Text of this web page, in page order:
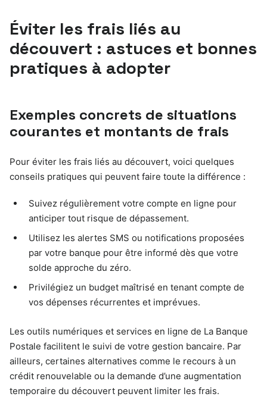
Éviter les frais liés au
découvert : astuces et bonnes
pratiques à adopter
Exemples concrets de situations
courantes et montants de frais
Pour éviter les frais liés au découvert, voici quelques
conseils pratiques qui peuvent faire toute la différence :
Suivez régulièrement votre compte en ligne pour
anticiper tout risque de dépassement.
Utilisez les alertes SMS ou notifications proposées
par votre banque pour être informé dès que votre
solde approche du zéro.
Privilégiez un budget maîtrisé en tenant compte de
vos dépenses récurrentes et imprévues.
Les outils numériques et services en ligne de La Banque
Postale facilitent le suivi de votre gestion bancaire. Par
ailleurs, certaines alternatives comme le recours à un
crédit renouvelable ou la demande d’une augmentation
temporaire du découvert peuvent limiter les frais.